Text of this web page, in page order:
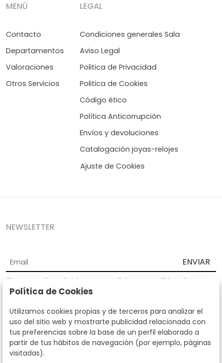
MENÚ
Contacto
Departamentos
Valoraciones
Otros Servicios
LEGAL
Condiciones generales Sala
Aviso Legal
Politica de Privacidad
Politica de Cookies
Código ético
Política Anticorrupción
Envíos y devoluciones
Catalogación joyas-relojes
Ajuste de Cookies
NEWSLETTER
ENVIAR
Acepto los Términos y Condiciones
Política de
privacidad
Según la LOPD y disposiciones de desarrollo, informamos que sus
datos personales serán tratados por parte de Subastas Segre con la
finalidad de gestionar la relación comercial. Puede ejercitar los
derechos de acceso, rectificación, cancelación, oposición y demás
derechos en los términos establecidos en la normativa vigente
dirigiéndote a nosotros. Asimismo, nos puede solicitar el envío de
Política de Cookies
Utilizamos cookies propias y de terceros para analizar el
uso del sitio web y mostrarte publicidad relacionada con
tus preferencias sobre la base de un perfil elaborado a
partir de tus hábitos de navegación (por ejemplo, páginas
visitadas).